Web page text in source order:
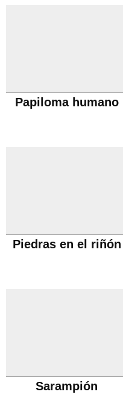
Papiloma humano
Piedras en el riñón
Sarampión